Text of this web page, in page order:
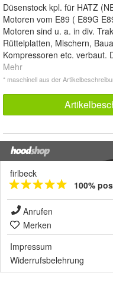
Düsenstock kpl. für HATZ
Motoren vom E89 ( E89G
Motoren sind u. a. in div.
Rüttelplatten, Mischern,
Kompressoren etc. verbaut.
Mehr
* maschinell aus der
firlbeck
100%
Anrufen
Merken
Impressum
Widerrufsbelehrung